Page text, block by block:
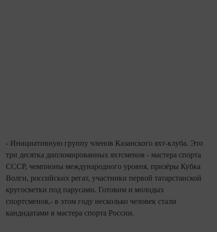
- Инициативную группу членов Казанского яхт-клуба. Это
три десятка дипломированных яхтсменов - мастера спорта
СССР, чемпионы международного уровня, призёры Кубка
Волги, российских регат, участники первой татарстанской
круго­светки под парусами. Готовим и молодых
спортсменов,- в этом году несколько человек стали
кандидатами в мастера спорта России.